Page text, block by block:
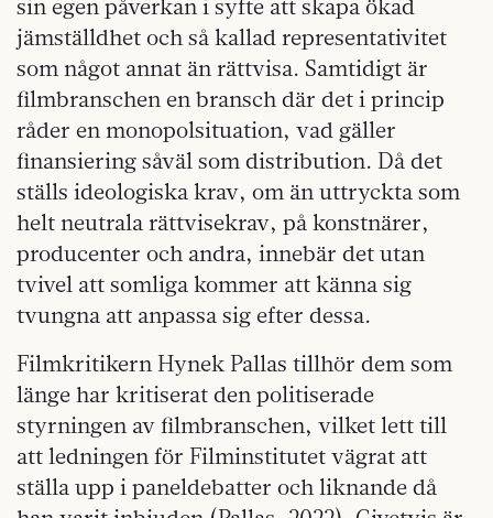
sin egen påverkan i syfte att skapa ökad
jämställdhet och så kallad representativitet
som något annat än rättvisa. Samtidigt är
filmbranschen en bransch där det i princip
råder en monopolsituation, vad gäller
finansiering såväl som distribution. Då det
ställs ideologiska krav, om än uttryckta som
helt neutrala rättvisekrav, på konstnärer,
producenter och andra, innebär det utan
tvivel att somliga kommer att känna sig
tvungna att anpassa sig efter dessa.
Filmkritikern Hynek Pallas tillhör dem som
länge har kritiserat den politiserade
styrningen av filmbranschen, vilket lett till
att ledningen för Filminstitutet vägrat att
ställa upp i paneldebatter och liknande då